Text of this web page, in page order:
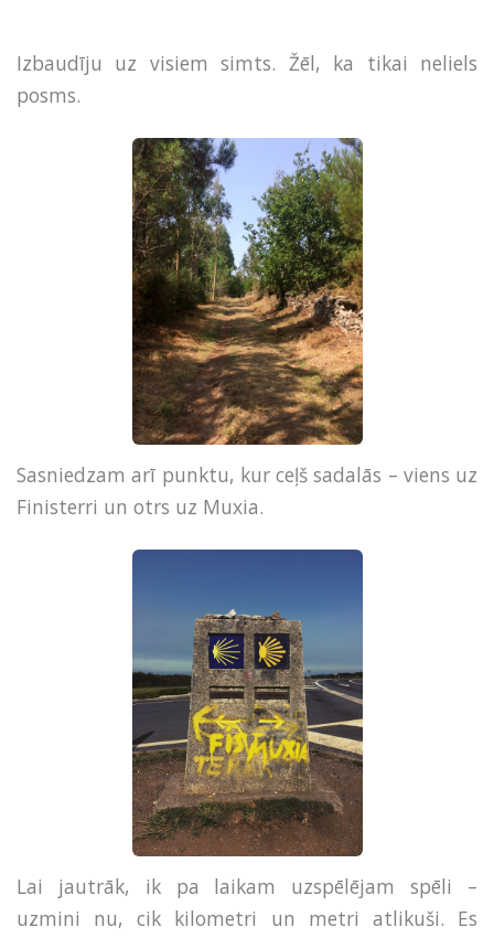
Izbaudīju uz visiem simts. Žēl, ka tikai neliels
posms.
Sasniedzam arī punktu, kur ceļš sadalās – viens uz
Finisterri un otrs uz Muxia.
Lai jautrāk, ik pa laikam uzspēlējam spēli –
uzmini nu, cik kilometri un metri atlikuši. Es